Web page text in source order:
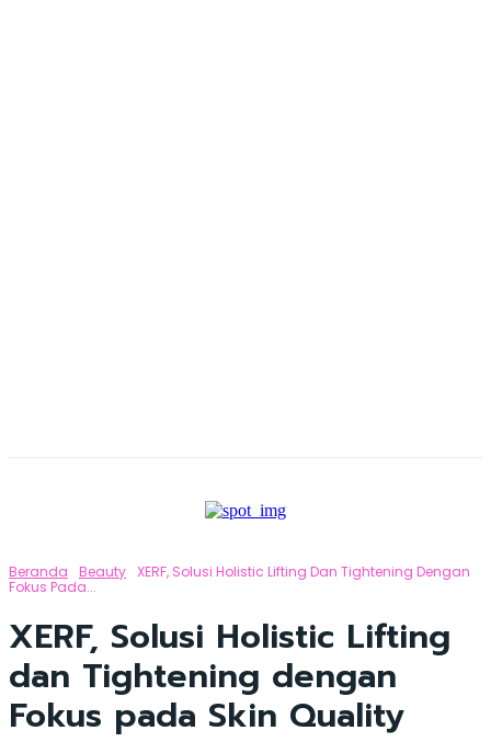
Beranda Beauty XERF, Solusi Holistic Lifting Dan Tightening Dengan
Fokus Pada...
XERF, Solusi Holistic Lifting
dan Tightening dengan
Fokus pada Skin Quality